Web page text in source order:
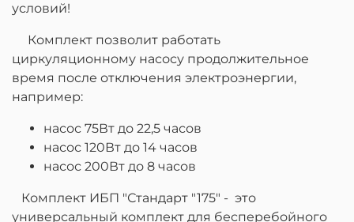
условий!
Комплект позволит работать
циркуляционному насосу продолжительное
время после отключения электроэнергии,
например:
насос 75Вт до 22,5 часов
насос 120Вт до 14 часов
насос 200Вт до 8 часов
Комплект ИБП "Стандарт "175" - это
универсальный комплект для бесперебойного